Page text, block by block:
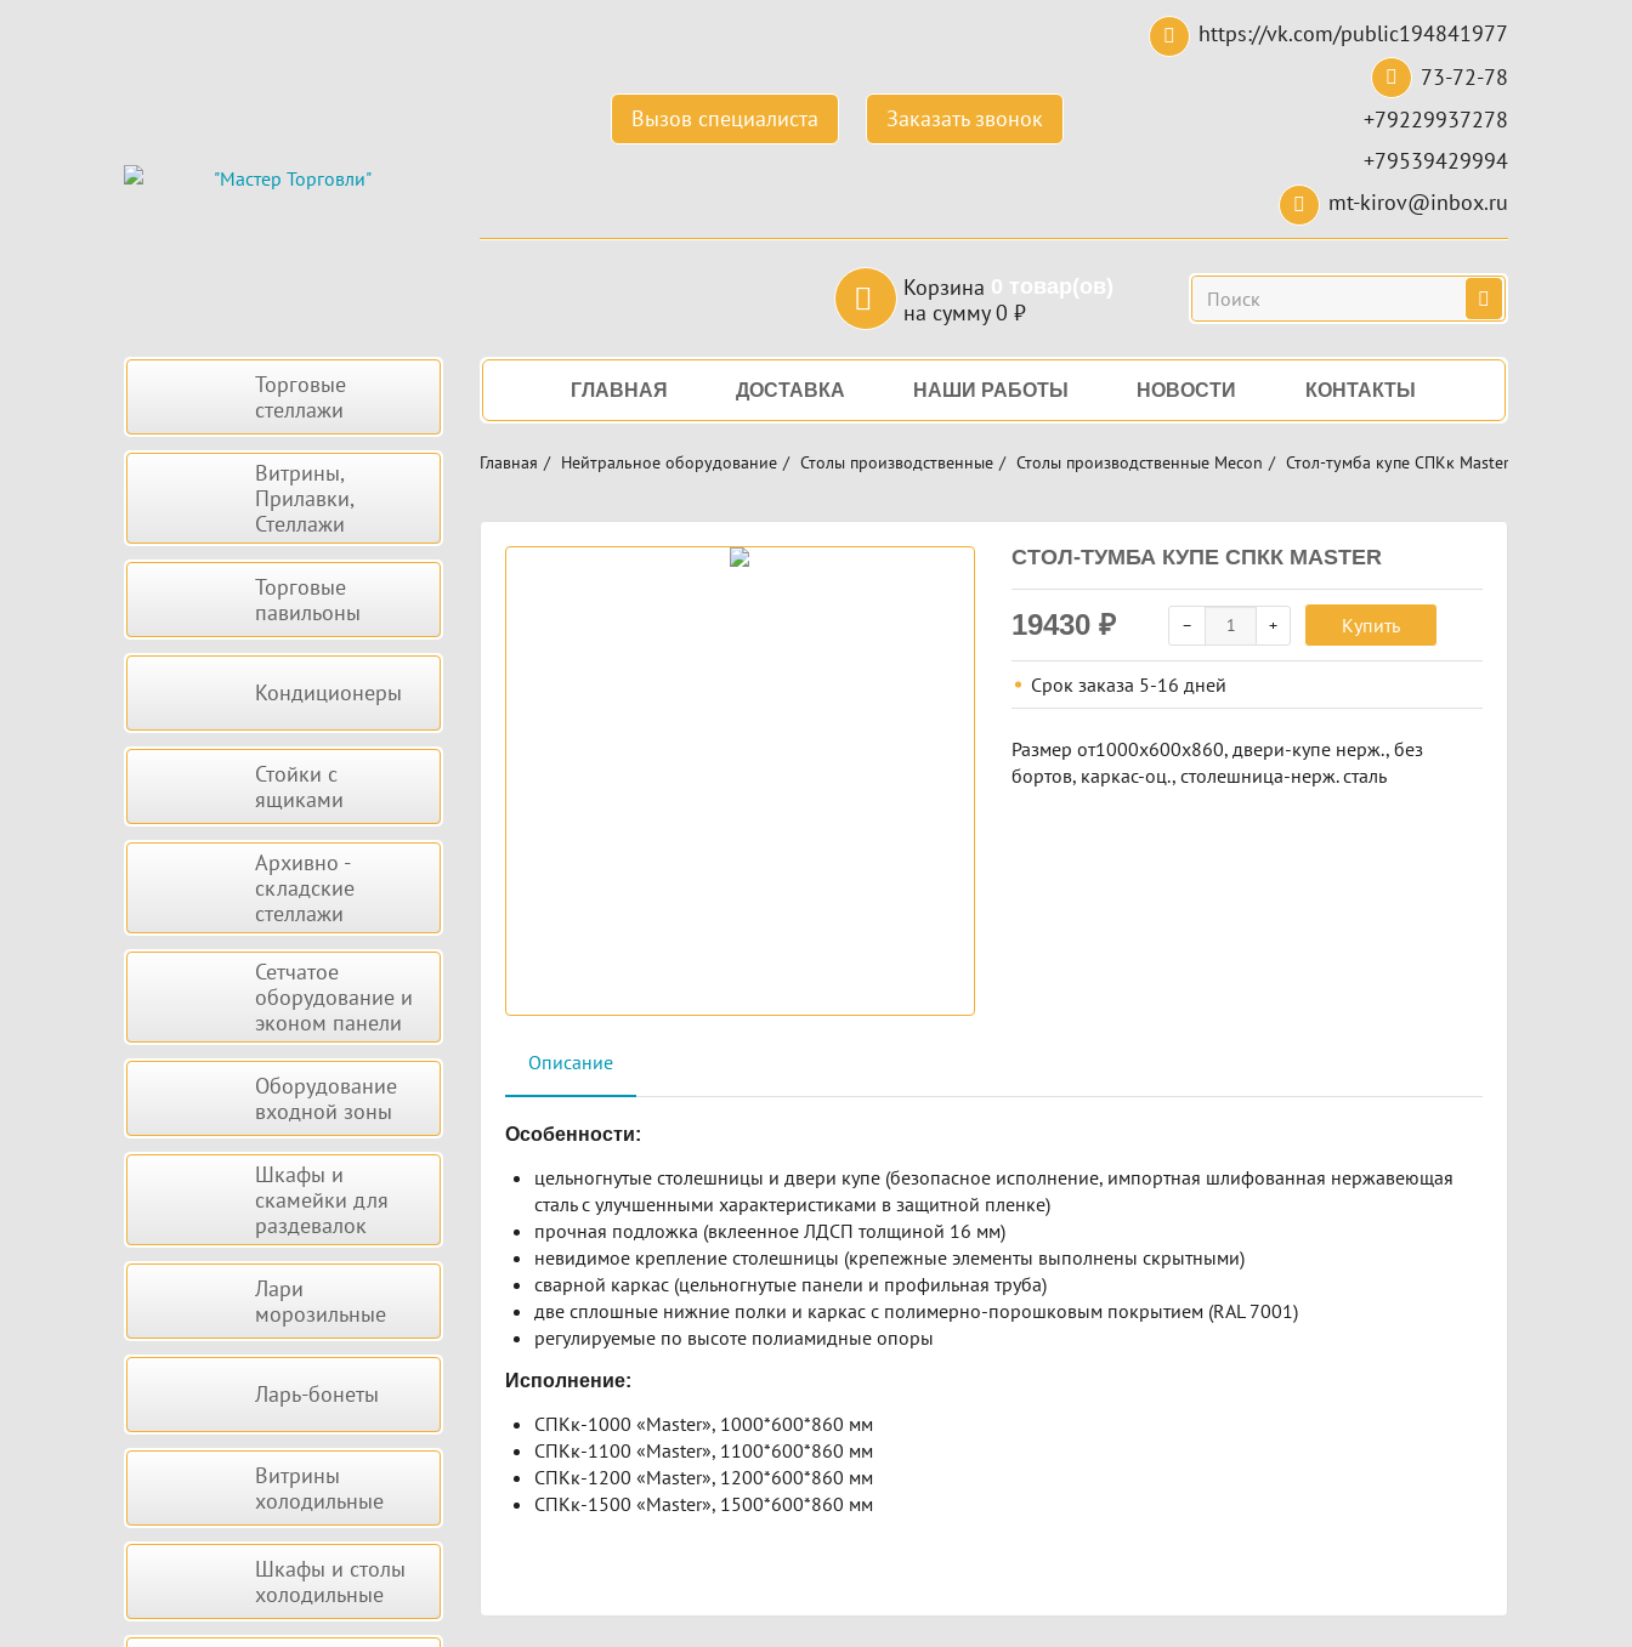
Вызов специалиста Заказать звонок
https://vk.com/public194841977
73-72-78
+79229937278
+79539429994
mt-kirov@inbox.ru
Корзина 0 товар(ов)
на сумму0 ₽
Поиск
НавигацияГЛАВНАЯ ДОСТАВКА НАШИ РАБОТЫ НОВОСТИ КОНТАКТЫ
Главная Нейтральное оборудование Столы производственные Столы производственные Mecon Стол-тумба купе СПКк Master
СТОЛ-ТУМБА КУПЕ СПКК MASTER
19430₽ Купить
Срок заказа 5-16 дней
Размер от1000х600х860, двери-купе нерж., без
бортов, каркас-оц., столешница-нерж. сталь
Описание
Особенности:
цельногнутые столешницы и двери купе (безопасное исполнение, импортная шлифованная нержавеющая
сталь с улучшенными характеристиками в защитной пленке)
прочная подложка (вклеенное ЛДСП толщиной 16 мм)
невидимое крепление столешницы (крепежные элементы выполнены скрытными)
сварной каркас (цельногнутые панели и профильная труба)
две сплошные нижние полки и каркас с полимерно-порошковым покрытием (RAL 7001)
регулируемые по высоте полиамидные опоры
Исполнение:
СПКк-1000 «Master», 1000*600*860 мм
СПКк-1100 «Master», 1100*600*860 мм
СПКк-1200 «Master», 1200*600*860 мм
СПКк-1500 «Master», 1500*600*860 мм
Боковая Торговые
стеллажи
Витрины,
Прилавки,
Стеллажи
Торговые
павильоны
Кондиционеры
Стойки с
ящиками
Архивно -
складские
стеллажи
Сетчатое
оборудование и
эконом панели
Оборудование
входной зоны
Шкафы и
скамейки для
раздевалок
Лари
морозильные
Ларь-бонеты
Витрины
холодильные
Шкафы и столы
холодильные